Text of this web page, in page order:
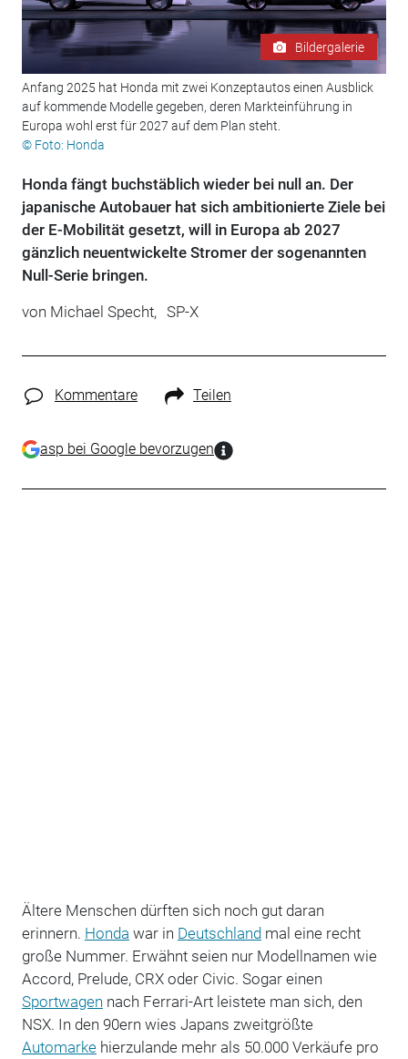
Bildergalerie
Anfang 2025 hat Honda mit zwei Konzeptautos einen Ausblick
auf kommende Modelle gegeben, deren Markteinführung in
Europa wohl erst für 2027 auf dem Plan steht.
© Foto: Honda
Honda fängt buchstäblich wieder bei null an. Der
japanische Autobauer hat sich ambitionierte Ziele bei
der E-Mobilität gesetzt, will in Europa ab 2027
gänzlich neuentwickelte Stromer der sogenannten
Null-Serie bringen.
von Michael Specht, SP-X
Kommentare Teilen
asp bei Google bevorzugen
Ältere Menschen dürften sich noch gut daran
erinnern. Honda war in Deutschlandmal eine recht
große Nummer. Erwähnt seien nur Modellnamen wie
Accord, Prelude, CRX oder Civic. Sogar einen
Sportwagen nach Ferrari-Art leistete man sich, den
NSX. In den 90ern wies Japans zweitgrößte
Automarkehierzulande mehr als 50.000 Verkäufe pro